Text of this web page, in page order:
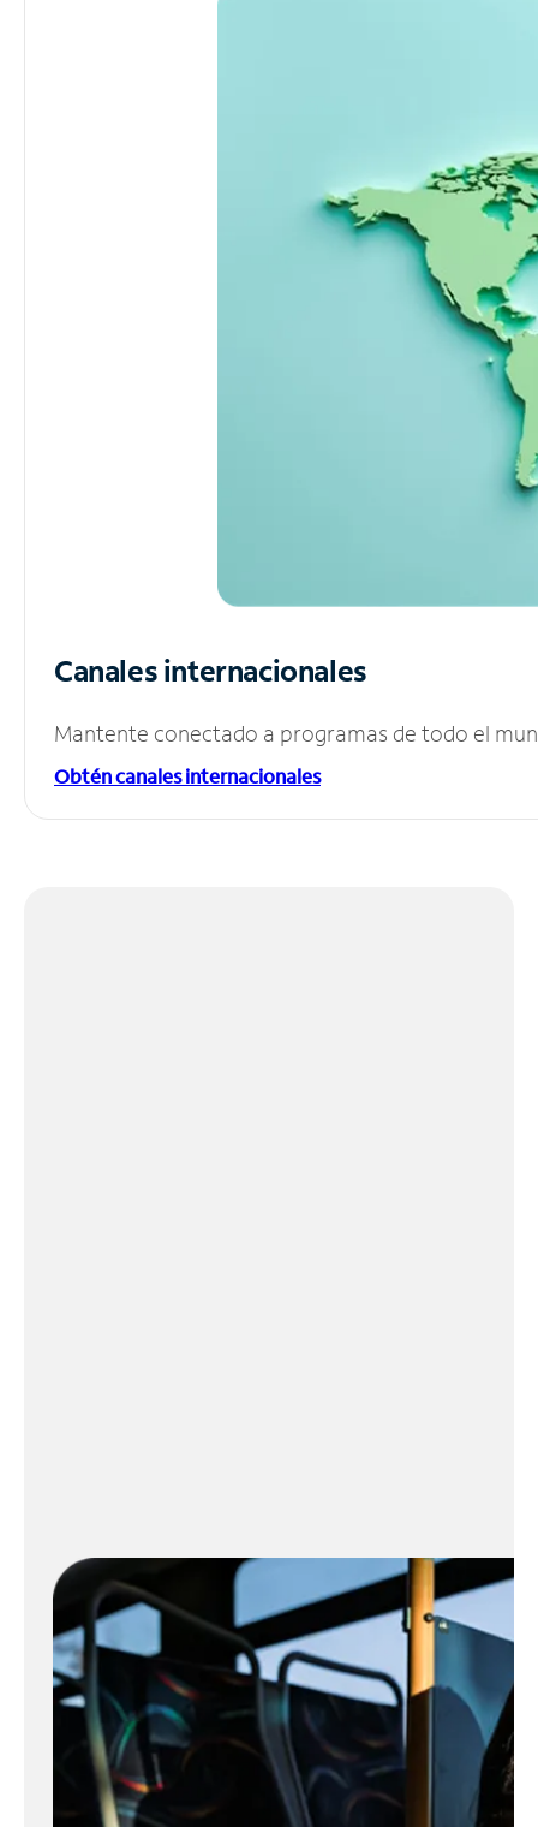
Canales internacionales
Mantente conectado a programas de todo el
Obtén canales internacionales